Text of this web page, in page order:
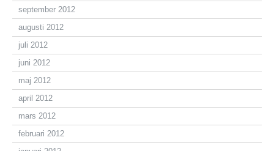
september 2012
augusti 2012
juli 2012
juni 2012
maj 2012
april 2012
mars 2012
februari 2012